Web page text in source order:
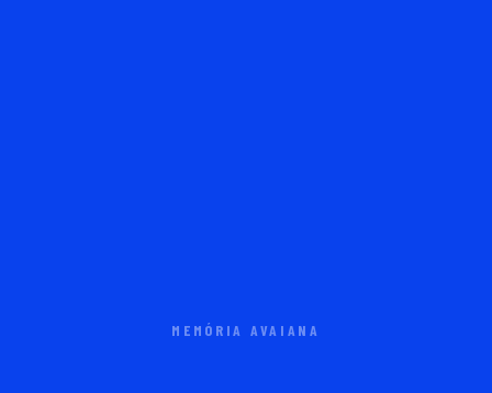
MEMÓRIA AVAIANA